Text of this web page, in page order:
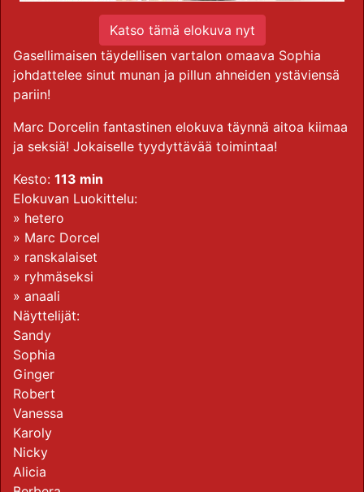
Kesto: 113 min
Elokuvan Luokittelu:
» hetero
» Marc Dorcel
» ranskalaiset
» ryhmäseksi
» anaali
Näyttelijät:
Sandy
Sophia
Ginger
Robert
Vanessa
Karoly
Nicky
Alicia
Katso tämä elokuva nyt
Gasellimaisen täydellisen vartalon omaava Sophia
johdattelee sinut munan ja pillun ahneiden ystäviensä
pariin!
Marc Dorcelin fantastinen elokuva täynnä aitoa kiimaa
ja seksiä! Jokaiselle tyydyttävää toimintaa!